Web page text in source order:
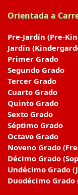
Orientada a
Pre-Jardín (Pre-
Jardín
Primer Grado
Segundo Grado
Tercer Grado
Cuarto Grado
Quinto Grado
Sexto Grado
Séptimo Grado
Octavo Grado
Noveno Grado
Décimo Grado
Undécimo Grado
Duodécimo Grado